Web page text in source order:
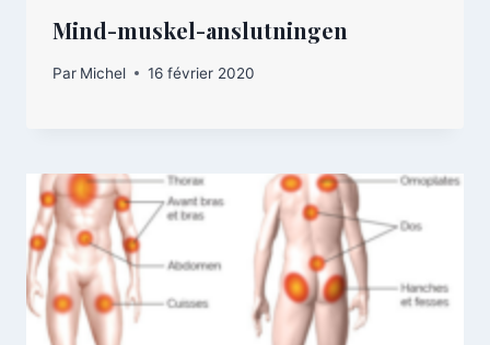
Mind-muskel-anslutningen
Par Michel 16 février 2020